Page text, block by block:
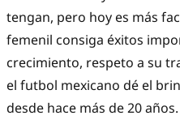
tengan, pero hoy es más
femenil consiga éxitos
crecimiento, respeto a su
el futbol mexicano dé el
desde hace más de 20 años.